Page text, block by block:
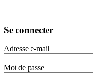
Se connecter
Adresse e-mail
Mot de passe